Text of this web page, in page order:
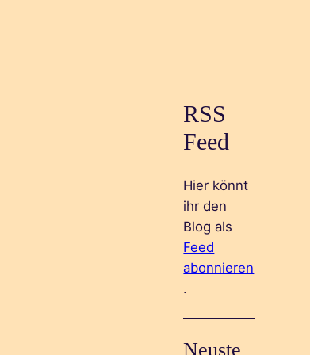
RSS
Feed
Hier könnt
ihr den
Blog als
Feed
abonnieren
.
Neuste